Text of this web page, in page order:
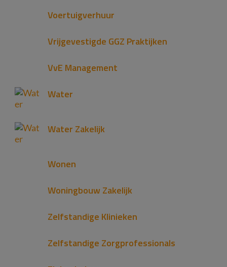
Voertuigverhuur
Vrijgevestigde GGZ Praktijken
VvE Management
Water
Water Zakelijk
Wonen
Woningbouw Zakelijk
Zelfstandige Klinieken
Zelfstandige Zorgprofessionals